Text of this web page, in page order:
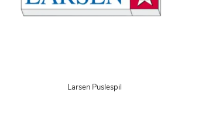
Larsen Puslespil